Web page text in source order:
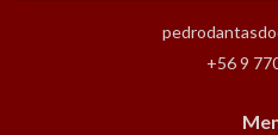
+56 9